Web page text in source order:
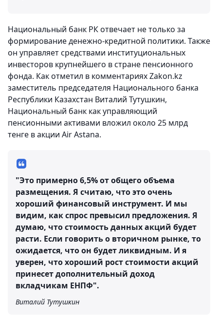
Национальный банк РК отвечает не только за
формирование денежно-кредитной политики. Также
он управляет средствами институциональных
инвесторов крупнейшего в стране пенсионного
фонда. Как отметил в комментариях Zakon.kz
заместитель председателя Национального банка
Республики Казахстан Виталий Тутушкин,
Национальный банк как управляющий
пенсионными активами вложил около 25 млрд
тенге в акции Air Astana.
"Это примерно 6,5% от общего объема
размещения. Я считаю, что это очень
хороший финансовый инструмент. И мы
видим, как спрос превысил предложения. Я
думаю, что стоимость данных акций будет
расти. Если говорить о вторичном рынке, то
ожидается, что он будет ликвидным. И я
уверен, что хороший рост стоимости акций
принесет дополнительный доход
вкладчикам ЕНПФ".
Виталий Тутушкин